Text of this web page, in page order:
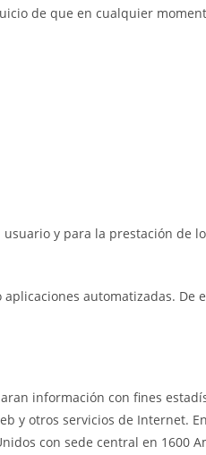
de que en cualquier
y para la prestación de
automatizadas. De
información con fines
y otros servicios de Internet.
con sede central en 1600